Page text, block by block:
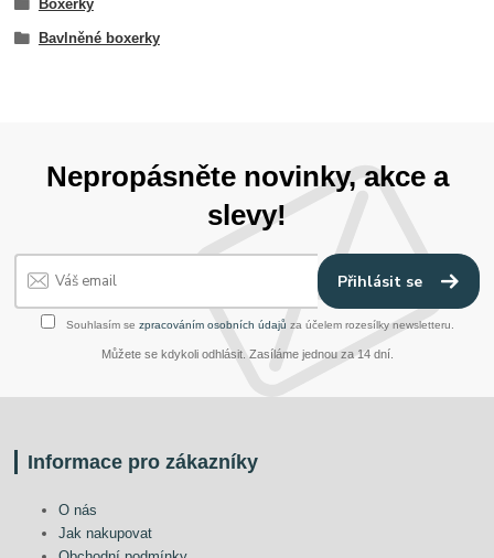
Boxerky
Bavlněné boxerky
Nepropásněte novinky, akce a
slevy!
Přihlásit se
Souhlasím se zpracováním osobních údajů za účelem rozesílky newsletteru.
Můžete se kdykoli odhlásit. Zasíláme jednou za 14 dní.
Informace pro zákazníky
O nás
Jak nakupovat